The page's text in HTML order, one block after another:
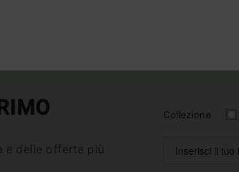
e delle offerte più
Collezione